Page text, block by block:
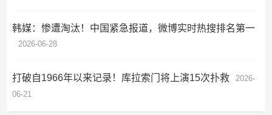
韩媒：惨遭淘汰！中国紧急报道，微博实时热搜排名第一
2026-06-28
打破自1966年以来记录！库拉索门将上演15次扑救
2026-
06-21